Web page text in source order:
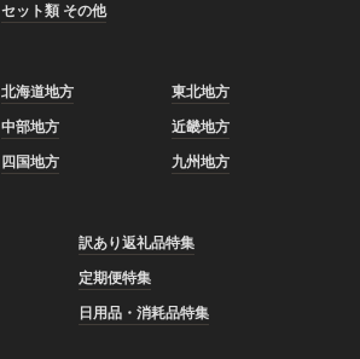
セット類 その他
北海道地方
東北地方
中部地方
近畿地方
四国地方 九州地方
訳あり返礼品特集
定期便特集
日用品・消耗品特集